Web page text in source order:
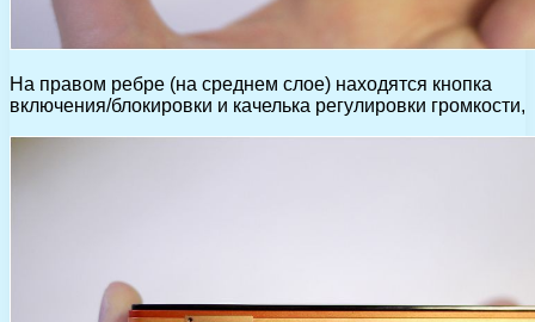
На правом ребре (на среднем слое) находятся кнопка
включения/блокировки и качелька регулировки громкости,